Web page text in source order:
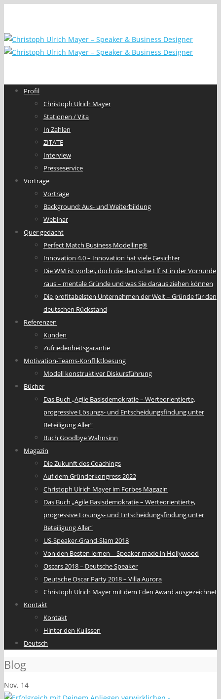
Profil
Christoph Ulrich Mayer
Stationen / Vita
In Zahlen
ZITATE
Interview
Presseservice
Vorträge
Vorträge
Background: Aus- und Weiterbildung
Webinar
Quer gedacht
Perfect Match Business Modelling®
Innovation 4.0 – Innovation hat viele Gesichter
Die WM ist vorbei, doch die deutsche Elf ist in der Vorrunde
raus – mentale Gründe und was Sie daraus ziehen können
Die profitabelsten Unternehmen der Welt – Gründe für den
deutschen Rückstand
Referenzen
Kunden
Zufriedenheitsgarantie
Motivation-Teams-Konfliktloesung
Modell konstruktiver Diskursführung
Bücher
Das Buch „Agile Basisdemokratie – Werteorientierte,
progressive Lösungs- und Entscheidungsfindung unter
Beteiligung Aller“
Buch Goodbye Wahnsinn
Magazin
Die Zukunft des Coachings
Auf dem Gründerkongress 2022
Christoph Ulrich Mayer im Forbes Magazin
Das Buch „Agile Basisdemokratie – Werteorientierte,
progressive Lösungs- und Entscheidungsfindung unter
Beteiligung Aller“
US-Speaker-Grand-Slam 2018
Von den Besten lernen – Speaker made in Hollywood
Oscars 2018 – Deutsche Speaker
Deutsche Oscar Party 2018 – Villa Aurora
Christoph Ulrich Mayer mit dem Eden Award ausgezeichnet
Kontakt
Kontakt
Hinter den Kulissen
Deutsch
Blog
Nov. 14